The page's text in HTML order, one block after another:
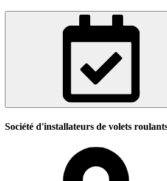
Société d'installateurs de volets